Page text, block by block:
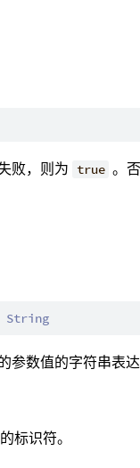
败，则为 true 。
String
数值的字符串表
标识符。